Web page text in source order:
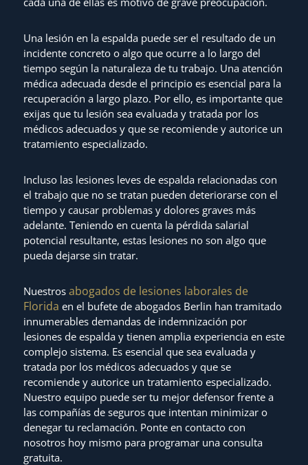
Una lesión en la espalda puede ser el resultado de un
incidente concreto o algo que ocurre a lo largo del
tiempo según la naturaleza de tu trabajo. Una atención
médica adecuada desde el principio es esencial para la
recuperación a largo plazo. Por ello, es importante que
exijas que tu lesión sea evaluada y tratada por los
médicos adecuados y que se recomiende y autorice un
tratamiento especializado.
Incluso las lesiones leves de espalda relacionadas con
el trabajo que no se tratan pueden deteriorarse con el
tiempo y causar problemas y dolores graves más
adelante. Teniendo en cuenta la pérdida salarial
potencial resultante, estas lesiones no son algo que
pueda dejarse sin tratar.
Nuestros abogados de lesiones laborales de
Florida en el bufete de abogados Berlin han tramitado
innumerables demandas de indemnización por
lesiones de espalda y tienen amplia experiencia en este
complejo sistema. Es esencial que sea evaluada y
tratada por los médicos adecuados y que se
recomiende y autorice un tratamiento especializado.
Nuestro equipo puede ser tu mejor defensor frente a
las compañías de seguros que intentan minimizar o
denegar tu reclamación. Ponte en contacto con
nosotros hoy mismo para programar una consulta
gratuita.